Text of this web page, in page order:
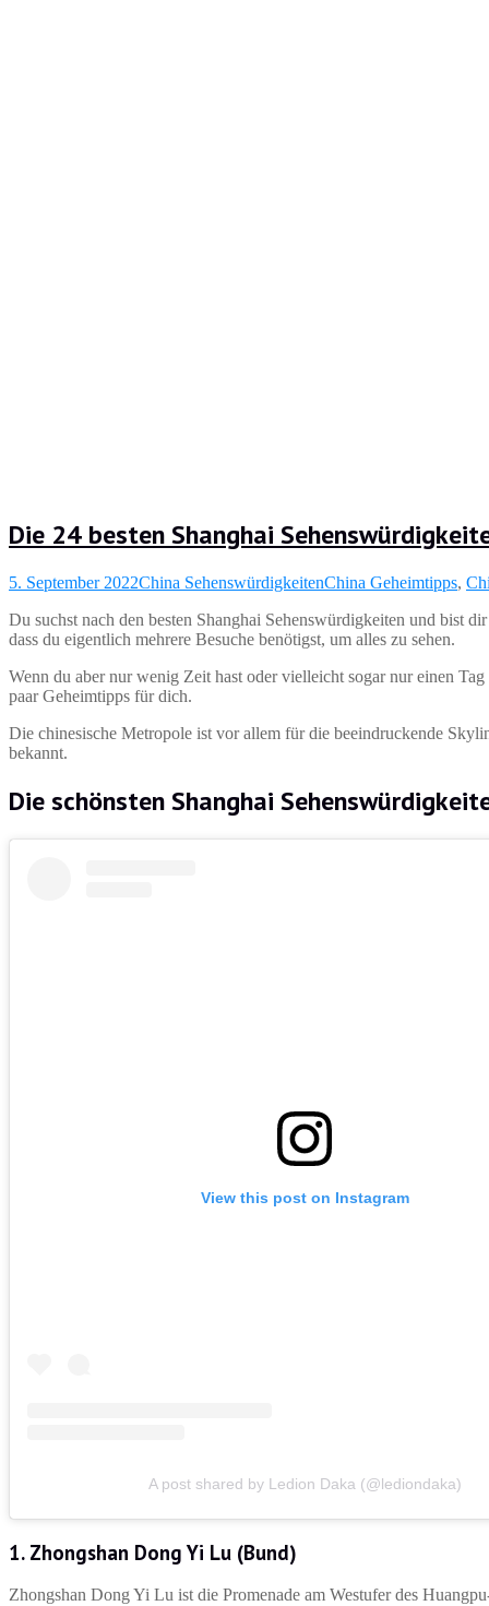
Die 24 besten Shanghai
5. September 2022China SehenswürdigkeitenChina Geheimtipps,
Du suchst nach den besten Shanghai Sehenswürdigkeiten und bist
dass du eigentlich mehrere Besuche benötigst, um alles zu sehen.
Wenn du aber nur wenig Zeit hast oder vielleicht sogar nur einen
paar Geheimtipps für dich.
Die chinesische Metropole ist vor allem für die beeindruckende
bekannt.
Die schönstenShanghai
View this post on Instagram
A post shared by Ledion Daka (@lediondaka)
1. Zhongshan Dong Yi Lu (Bund)
Zhongshan Dong Yi Lu ist die Promenade am Westufer des